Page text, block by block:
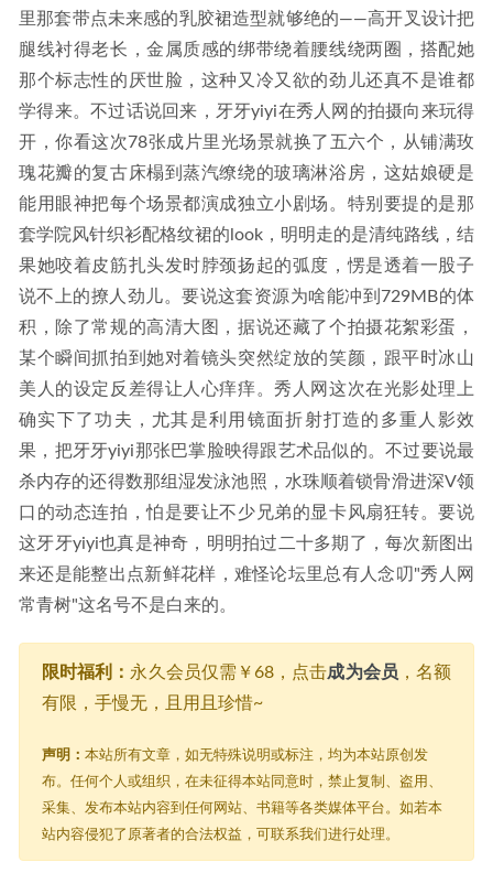
里那套带点未来感的乳胶裙造型就够绝的——高开叉设计把
腿线衬得老长，金属质感的绑带绕着腰线绕两圈，搭配她
那个标志性的厌世脸，这种又冷又欲的劲儿还真不是谁都
学得来。不过话说回来，牙牙yiyi在秀人网的拍摄向来玩得
开，你看这次78张成片里光场景就换了五六个，从铺满玫
瑰花瓣的复古床榻到蒸汽缭绕的玻璃淋浴房，这姑娘硬是
能用眼神把每个场景都演成独立小剧场。特别要提的是那
套学院风针织衫配格纹裙的look，明明走的是清纯路线，结
果她咬着皮筋扎头发时脖颈扬起的弧度，愣是透着一股子
说不上的撩人劲儿。要说这套资源为啥能冲到729MB的体
积，除了常规的高清大图，据说还藏了个拍摄花絮彩蛋，
某个瞬间抓拍到她对着镜头突然绽放的笑颜，跟平时冰山
美人的设定反差得让人心痒痒。秀人网这次在光影处理上
确实下了功夫，尤其是利用镜面折射打造的多重人影效
果，把牙牙yiyi那张巴掌脸映得跟艺术品似的。不过要说最
杀内存的还得数那组湿发泳池照，水珠顺着锁骨滑进深V领
口的动态连拍，怕是要让不少兄弟的显卡风扇狂转。要说
这牙牙yiyi也真是神奇，明明拍过二十多期了，每次新图出
来还是能整出点新鲜花样，难怪论坛里总有人念叨"秀人网
常青树"这名号不是白来的。
限时福利： 永久会员仅需￥68，点击成为会员 ，名额
有限，手慢无，且用且珍惜~
声明： 本站所有文章，如无特殊说明或标注，均为本站原创发
布。任何个人或组织，在未征得本站同意时，禁止复制、盗用、
采集、发布本站内容到任何网站、书籍等各类媒体平台。如若本
站内容侵犯了原著者的合法权益，可联系我们进行处理。